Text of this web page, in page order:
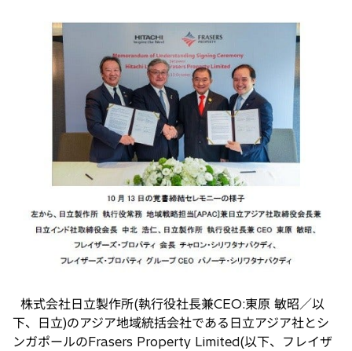
株式会社日立製作所(執行役社長兼CEO:東原 敏昭／以
下、日立)のアジア地域統括会社である日立アジア社とシ
ンガポールのFrasers Property Limited(以下、フレイザ